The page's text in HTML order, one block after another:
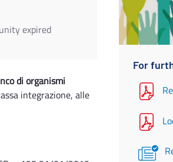
expired
di organismi
integrazione, alle
For